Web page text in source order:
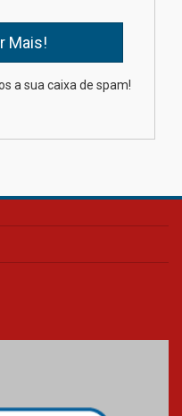
dos filhos além da
a sua caixa de spam!